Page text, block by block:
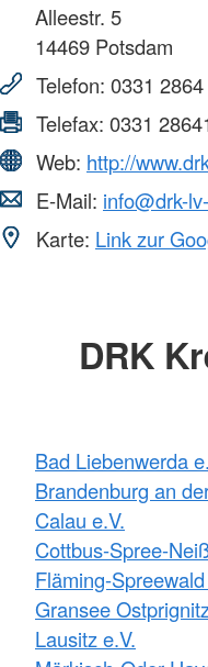
Alleestr. 5
14469 Potsdam
Telefon: 0331
Telefax: 0331
Web: http://
E-Mail: info@drk-
Karte: Link zur
DRK
Bad Liebenwerda
Brandenburg an
Calau e.V.
Cottbus-Spree-
Fläming-Spreewald
Gransee
Lausitz e.V.